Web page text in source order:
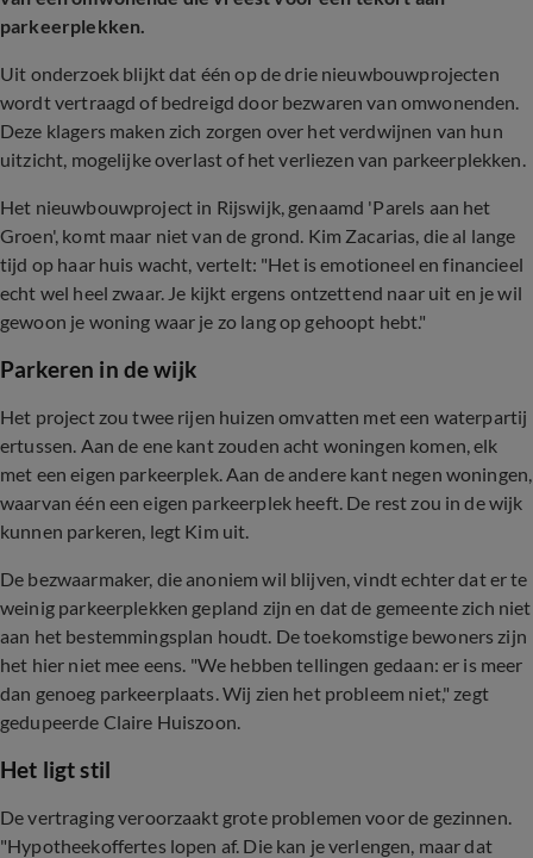
parkeerplekken.
Uit onderzoek blijkt dat één op de drie nieuwbouwprojecten
wordt vertraagd of bedreigd door bezwaren van omwonenden.
Deze klagers maken zich zorgen over het verdwijnen van hun
uitzicht, mogelijke overlast of het verliezen van parkeerplekken.
Het nieuwbouwproject in Rijswijk, genaamd 'Parels aan het
Groen', komt maar niet van de grond. Kim Zacarias, die al lange
tijd op haar huis wacht, vertelt: "Het is emotioneel en financieel
echt wel heel zwaar. Je kijkt ergens ontzettend naar uit en je wil
gewoon je woning waar je zo lang op gehoopt hebt."
Parkeren in de wijk
Het project zou twee rijen huizen omvatten met een waterpartij
ertussen. Aan de ene kant zouden acht woningen komen, elk
met een eigen parkeerplek. Aan de andere kant negen woningen,
waarvan één een eigen parkeerplek heeft. De rest zou in de wijk
kunnen parkeren, legt Kim uit.
De bezwaarmaker, die anoniem wil blijven, vindt echter dat er te
weinig parkeerplekken gepland zijn en dat de gemeente zich niet
aan het bestemmingsplan houdt. De toekomstige bewoners zijn
het hier niet mee eens. "We hebben tellingen gedaan: er is meer
dan genoeg parkeerplaats. Wij zien het probleem niet," zegt
gedupeerde Claire Huiszoon.
Het ligt stil
De vertraging veroorzaakt grote problemen voor de gezinnen.
"Hypotheekoffertes lopen af. Die kan je verlengen, maar dat